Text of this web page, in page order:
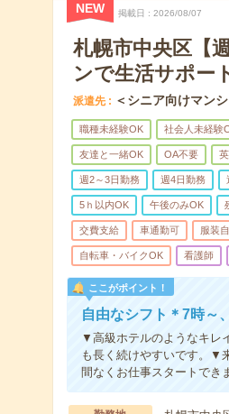
NEW 掲載日 2026/08/07
札幌市中央区【
ンで生活サポー
派遣先 ＜シニア向けマン
職種未経験OK 社会人未経験
友達と一緒OK OA不要
週2～3日勤務 週4日勤務
5ｈ以内OK 午後のみOK
交費支給 車通勤可 服装
自転車・バイクOK 看護師
ここがポイント！
自由なシフト＊7時～
▼高級ホテルのようなキレ
も長く続けやすいです。▼
間なくお仕事スタートでき